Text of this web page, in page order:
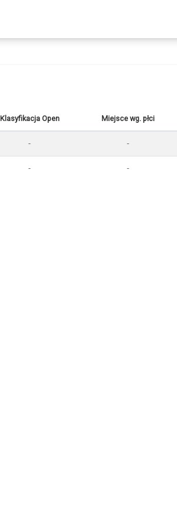
Klasyfikacja Open Miejsce wg. płci
- -
- -